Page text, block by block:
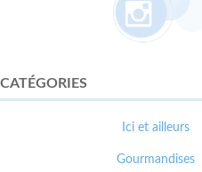
CATÉGORIES
Ici et ailleurs
Gourmandises